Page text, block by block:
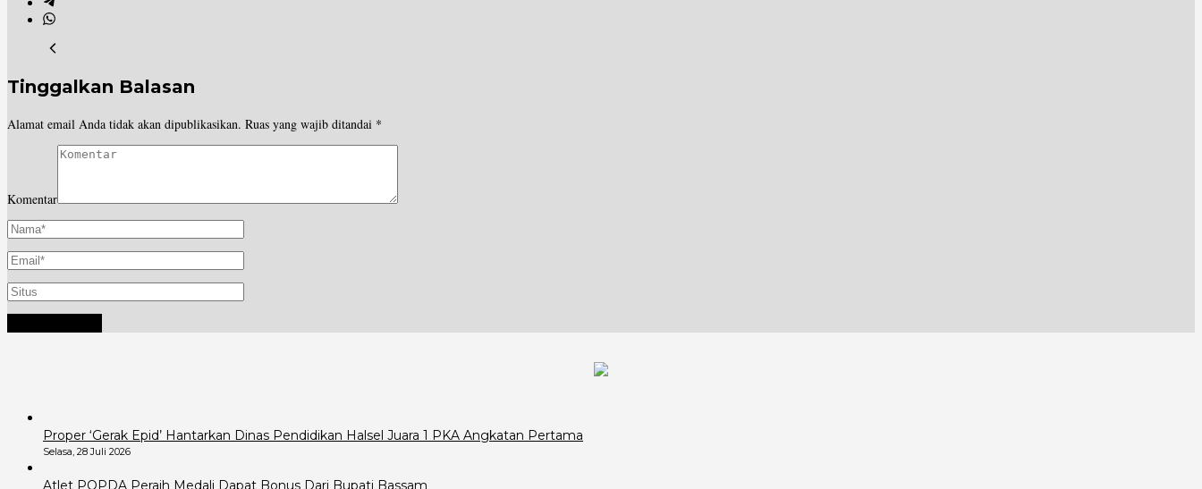
Tinggalkan Balasan
Alamat email Anda tidak akan dipublikasikan. Ruas yang wajib ditandai *
Komentar
Proper ‘Gerak Epid’ Hantarkan Dinas Pendidikan Halsel Juara 1 PKA Angkatan Pertama
Selasa, 28 Juli 2026
Atlet POPDA Peraih Medali Dapat Bonus Dari Bupati Bassam